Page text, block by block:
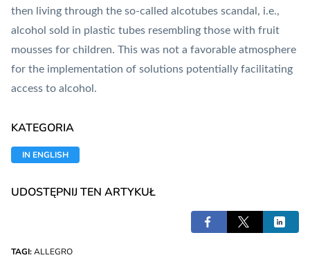
then living through the so-called alcotubes scandal, i.e.,
alcohol sold in plastic tubes resembling those with fruit
mousses for children. This was not a favorable atmosphere
for the implementation of solutions potentially facilitating
access to alcohol.
KATEGORIA
IN ENGLISH
UDOSTĘPNIJ TEN ARTYKUŁ
TAGI:ALLEGRO